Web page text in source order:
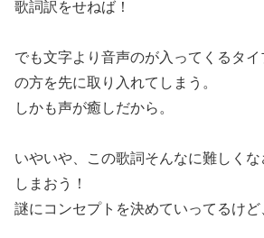
歌詞訳をせねば！
でも文字より音声のが入ってくるタ
の方を先に取り入れてしまう。
しかも声が癒しだから。
いやいや、この歌詞そんなに難しく
しまおう！
謎にコンセプトを決めていってるけど